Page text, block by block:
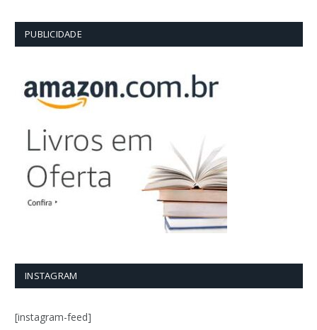
PUBLICIDADE
INSTAGRAM
[instagram-feed]